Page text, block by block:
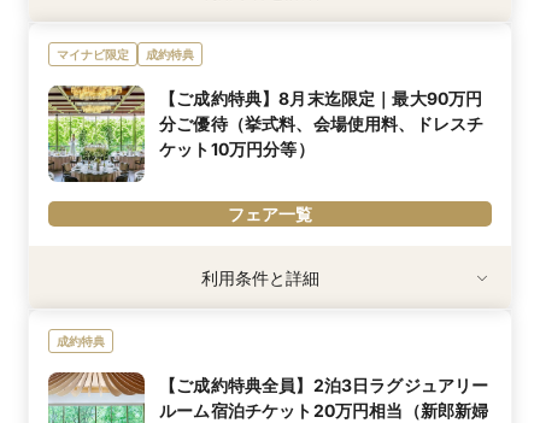
用されます。
※新郎新婦のおふたりでご来館のカップル/30名以上のご結婚式を
しくはお問い合わせくださいませ。
内容詳細
2万円相当ホテルペアディナーチケットをプレゼント。
メインディッシュ：牛フィレなど、贅沢ディナーへ無料招待。
※組数限定・先着順のため、上限に達し次第終了いたします
※「マイナビ限定特典」は、マイナビウエディング経由で会場の見
マイナビ限定 成約特典
【ご成約特典】8月末迄限定｜最大90万円
分ご優待（挙式料、会場使用料、ドレスチ
ケット10万円分等）
フェア一覧
内容詳細
最大90万円分の特典！
利用条件と詳細
成約特典
【ご成約特典全員】2泊3日ラグジュアリー
ルーム宿泊チケット20万円相当（新郎新婦